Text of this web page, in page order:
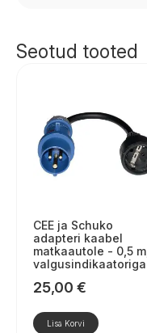
Seotud tooted
CEE ja Schuko
adapteri kaabel
matkaautole - 0,5 m,
valgusindikaatoriga
25,00 €
Lisa Korvi